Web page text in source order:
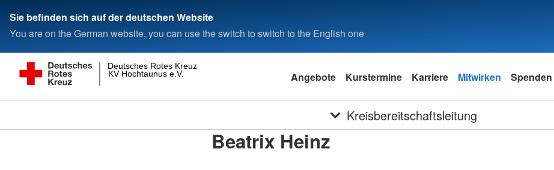
Sie befinden sich auf der deutschen Website
You are on the German website, you can use the switch to switch to the English one
KV Hochtaunus e.V.
Deutsches Rotes Kreuz
Angebote Kurstermine Karriere Mitwirken Spenden
Kreisbereitschaftsleitung
Beatrix Heinz